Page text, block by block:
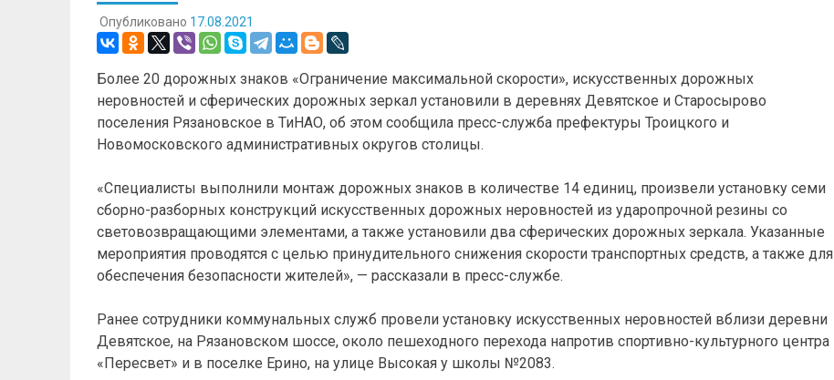
Опубликовано 17.08.2021
Более 20 дорожных знаков «Ограничение максимальной скорости», искусственных дорожных
неровностей и сферических дорожных зеркал установили в деревнях Девятское и Старосырово
поселения Рязановское в ТиНАО, об этом сообщила пресс-служба префектуры Троицкого и
Новомосковского административных округов столицы.
«Специалисты выполнили монтаж дорожных знаков в количестве 14 единиц, произвели установку семи
сборно-разборных конструкций искусственных дорожных неровностей из ударопрочной резины со
световозвращающими элементами, а также установили два сферических дорожных зеркала. Указанные
мероприятия проводятся с целью принудительного снижения скорости транспортных средств, а также для
обеспечения безопасности жителей», — рассказали в пресс-службе.
Ранее сотрудники коммунальных служб провели установку искусственных неровностей вблизи деревни
Девятское, на Рязановском шоссе, около пешеходного перехода напротив спортивно-культурного центра
«Пересвет» и в поселке Ерино, на улице Высокая у школы №2083.